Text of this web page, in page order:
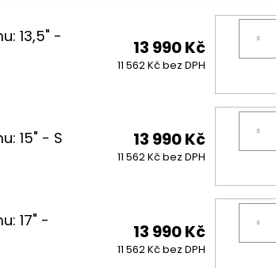
13,5" -
13 990 Kč
11 562 Kč bez DPH
15" - S 13 990 Kč
11 562 Kč bez DPH
17" -
13 990 Kč
11 562 Kč bez DPH